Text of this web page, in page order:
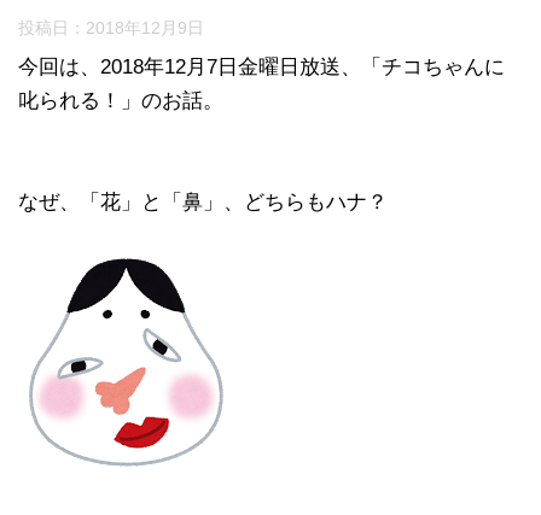
投稿日： 2018年12月9日
今回は、2018年12月7日金曜日放送、「チコちゃんに
叱られる！」のお話。
なぜ、「花」と「鼻」、どちらもハナ？